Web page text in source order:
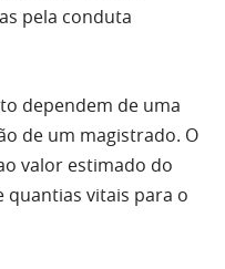
pela conduta
dependem de uma
de um magistrado. O
valor estimado do
quantias vitais para o